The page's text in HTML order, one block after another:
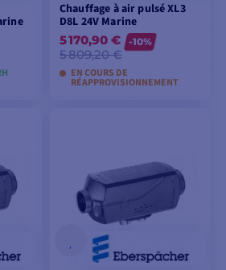
Chauffage à air pulsé XL3
D8L 24V Marine
5 170,90 €
5 809,20 €
-10%
EN COURS DE
RÉAPPROVISIONNEMENT